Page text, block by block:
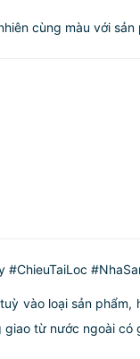
cùng màu với sản
vào loại sản
từ nước ngoài có